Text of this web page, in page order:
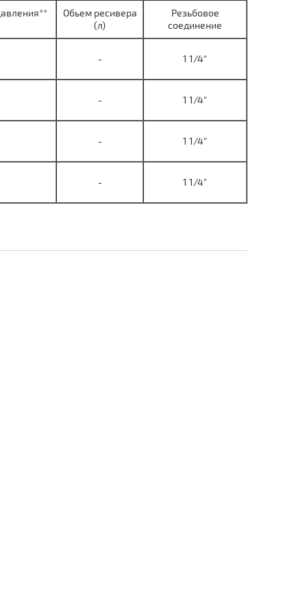
Обьем ресивера
(л)
Резьбовое
соединение
- 1 1/4"
- 1 1/4"
- 1 1/4"
- 1 1/4"